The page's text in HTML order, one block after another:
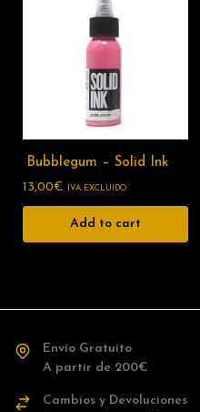
Bubblegum – Solid Ink
13,00€ IVA EXCLUIDO
Add to cart
Envío Gratuito
A partir de 200€
Cambios y Devoluciones